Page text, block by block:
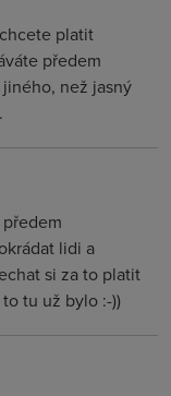
platit
předem
než jasný
lidi a
si za to platit
tu už bylo :-))